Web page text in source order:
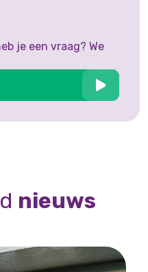
je een vraag? We
nieuws